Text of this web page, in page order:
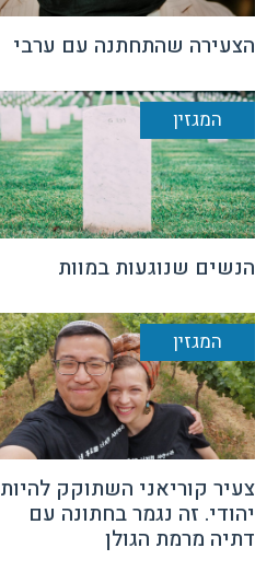
הצעירה שהתחתנה עם ערבי
המגזין
הנשים שנוגעות במוות
המגזין
צעיר קוריאני השתוקק להיות
יהודי. זה נגמר בחתונה עם
דתיה מרמת הגולן